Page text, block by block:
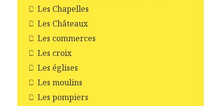
Les Chapelles
Les Châteaux
Les commerces
Les croix
Les églises
Les moulins
Les pompiers